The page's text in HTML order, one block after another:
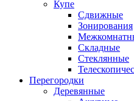
Купе
Сдвижные
Зонирования
Складные
Стеклянные
Перегородки
Деревянные